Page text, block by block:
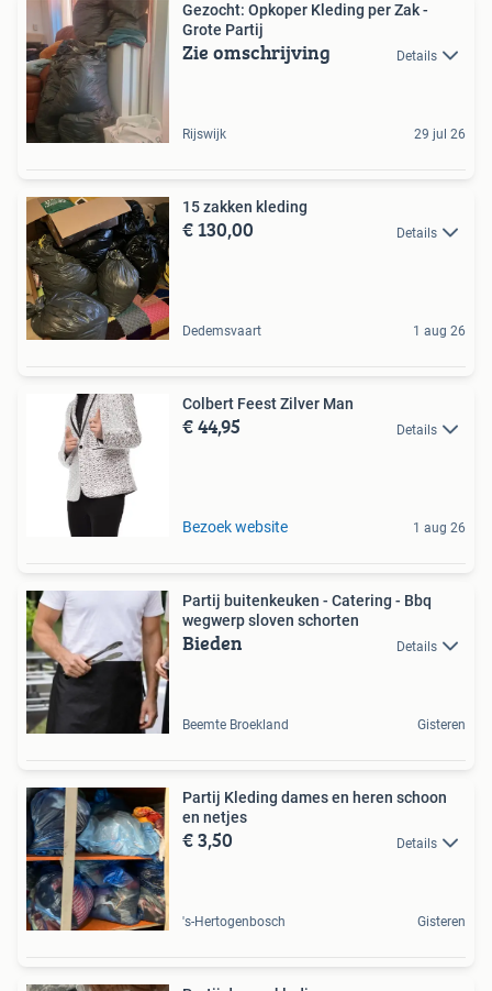
Gezocht: Opkoper Kleding per Zak -
Grote Partij
Zie omschrijving Details
Rijswijk 29 jul 26
15 zakken kleding
€ 130,00 Details
Dedemsvaart 1 aug 26
Colbert Feest Zilver Man
€ 44,95 Details
Bezoek website 1 aug 26
Partij buitenkeuken - Catering - Bbq
wegwerp sloven schorten
Bieden Details
Beemte Broekland Gisteren
Partij Kleding dames en heren schoon
en netjes
€ 3,50 Details
's-Hertogenbosch Gisteren